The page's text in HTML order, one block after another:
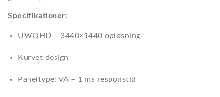
Specifikationer:
UWQHD – 3440×1440 opløsning
Kurvet design
Paneltype: VA – 1 ms responstid